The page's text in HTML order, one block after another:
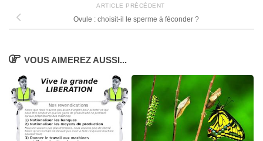
ARTICLE PRÉCÉDENT
Ovule : choisit-il le sperme à féconder ?
VOUS AIMEREZ AUSSI...